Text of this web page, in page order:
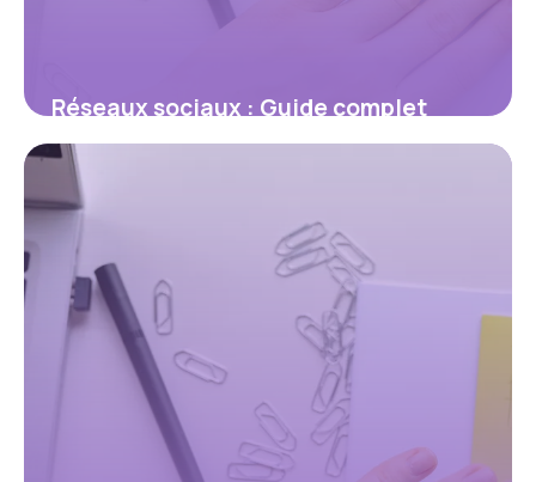
Réseaux sociaux : Guide complet
stratégie 2026
21 mai 2026